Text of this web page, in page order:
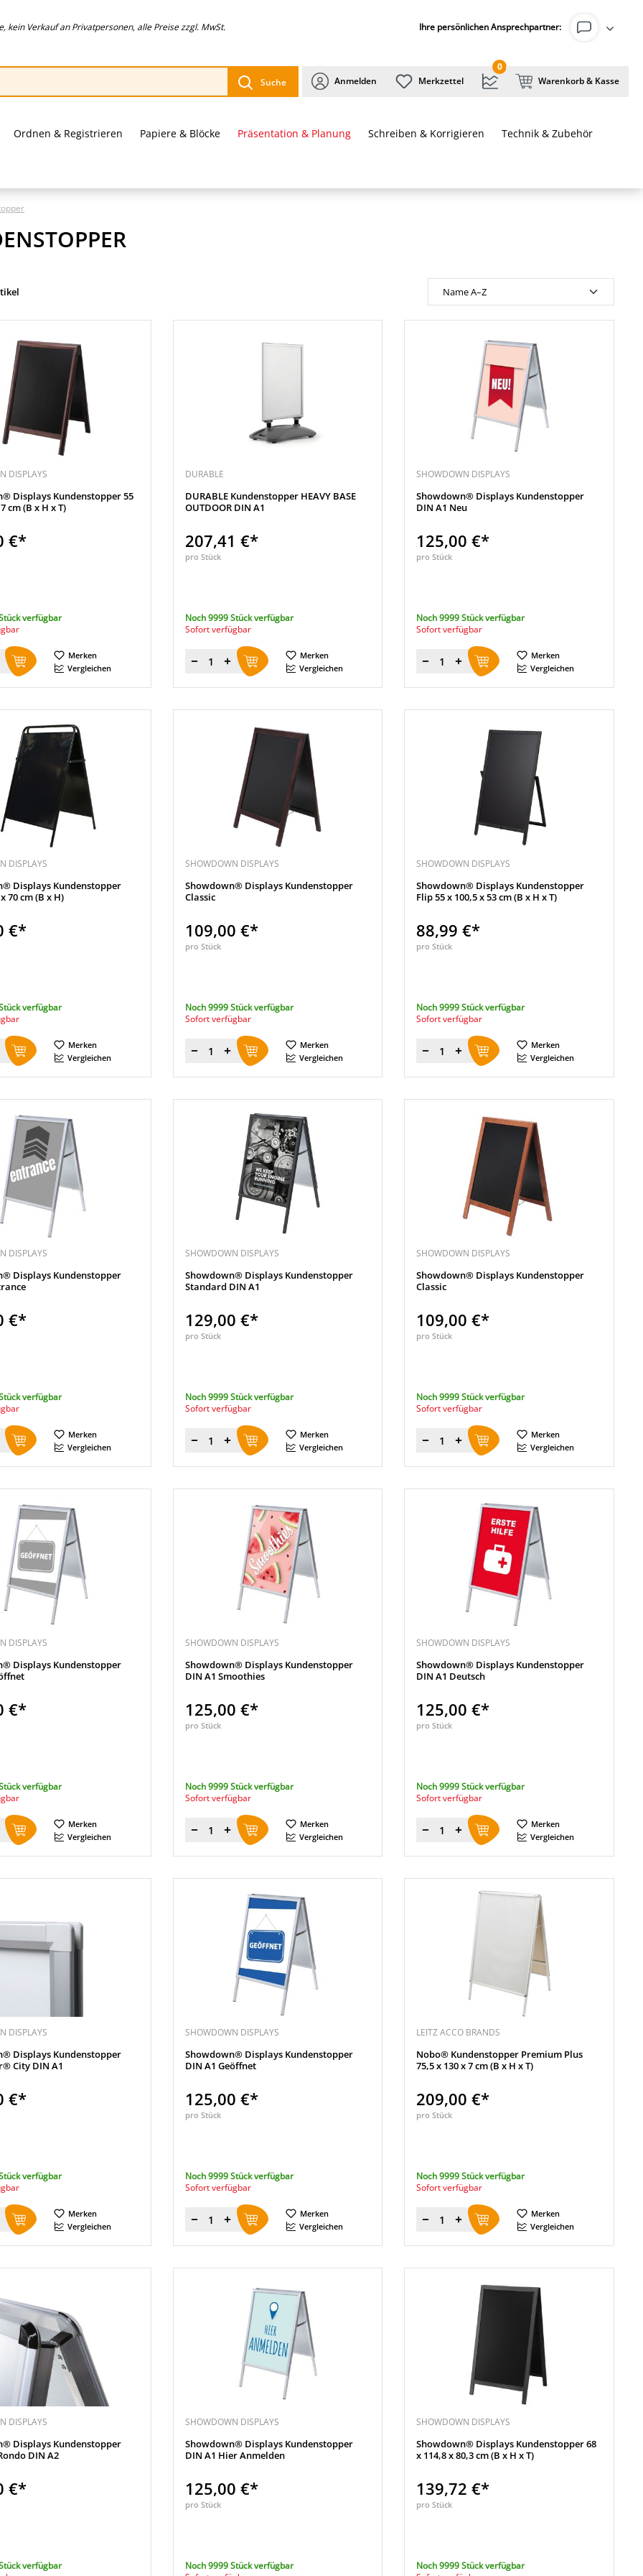
kein Verkauf an Privatpersonen, alle Preise zzgl. MwSt. Ihre persönlichen Ansprechpartner:
Suche Anmelden Merkzettel
0
Warenkorb & Kasse
Ordnen & Registrieren Papiere & Blöcke Präsentation & Planung Schreiben & Korrigieren Technik & Zubehör
DISPLAYS
Displays Kundenstopper 55
cm (B x H x T)
€*
verfügbar
Merken
Vergleichen
DURABLE
DURABLE Kundenstopper HEAVY BASE
OUTDOOR DIN A1
207,41 €*
pro Stück
Noch 9999 Stück verfügbar
Sofort verfügbar
Menge
Merken
Vergleichen
SHOWDOWN DISPLAYS
Showdown® Displays Kundenstopper
DIN A1 Neu
125,00 €*
pro Stück
Noch 9999 Stück verfügbar
Sofort verfügbar
Menge
Merken
Vergleichen
DISPLAYS
Displays Kundenstopper
70 cm (B x H)
€*
verfügbar
Merken
Vergleichen
SHOWDOWN DISPLAYS
Showdown® Displays Kundenstopper
Classic
109,00 €*
pro Stück
Noch 9999 Stück verfügbar
Sofort verfügbar
Menge
Merken
Vergleichen
SHOWDOWN DISPLAYS
Showdown® Displays Kundenstopper
Flip 55 x 100,5 x 53 cm (B x H x T)
88,99 €*
pro Stück
Noch 9999 Stück verfügbar
Sofort verfügbar
Menge
Merken
Vergleichen
DISPLAYS
Displays Kundenstopper
€*
verfügbar
Merken
Vergleichen
SHOWDOWN DISPLAYS
Showdown® Displays Kundenstopper
Standard DIN A1
129,00 €*
pro Stück
Noch 9999 Stück verfügbar
Sofort verfügbar
Menge
Merken
Vergleichen
SHOWDOWN DISPLAYS
Showdown® Displays Kundenstopper
Classic
109,00 €*
pro Stück
Noch 9999 Stück verfügbar
Sofort verfügbar
Menge
Merken
Vergleichen
DISPLAYS
Displays Kundenstopper
€*
verfügbar
Merken
Vergleichen
SHOWDOWN DISPLAYS
Showdown® Displays Kundenstopper
DIN A1 Smoothies
125,00 €*
pro Stück
Noch 9999 Stück verfügbar
Sofort verfügbar
Menge
Merken
Vergleichen
SHOWDOWN DISPLAYS
Showdown® Displays Kundenstopper
DIN A1 Deutsch
125,00 €*
pro Stück
Noch 9999 Stück verfügbar
Sofort verfügbar
Menge
Merken
Vergleichen
DISPLAYS
Displays Kundenstopper
City DIN A1
€*
verfügbar
Merken
Vergleichen
SHOWDOWN DISPLAYS
Showdown® Displays Kundenstopper
DIN A1 Geöffnet
125,00 €*
pro Stück
Noch 9999 Stück verfügbar
Sofort verfügbar
Menge
Merken
Vergleichen
LEITZ ACCO BRANDS
Nobo® Kundenstopper Premium Plus
75,5 x 130 x 7 cm (B x H x T)
209,00 €*
pro Stück
Noch 9999 Stück verfügbar
Sofort verfügbar
Menge
Merken
Vergleichen
DISPLAYS
Displays Kundenstopper
DIN A2
€*
verfügbar
SHOWDOWN DISPLAYS
Showdown® Displays Kundenstopper
DIN A1 Hier Anmelden
125,00 €*
pro Stück
Noch 9999 Stück verfügbar
SHOWDOWN DISPLAYS
Showdown® Displays Kundenstopper 68
x 114,8 x 80,3 cm (B x H x T)
139,72 €*
pro Stück
Noch 9999 Stück verfügbar